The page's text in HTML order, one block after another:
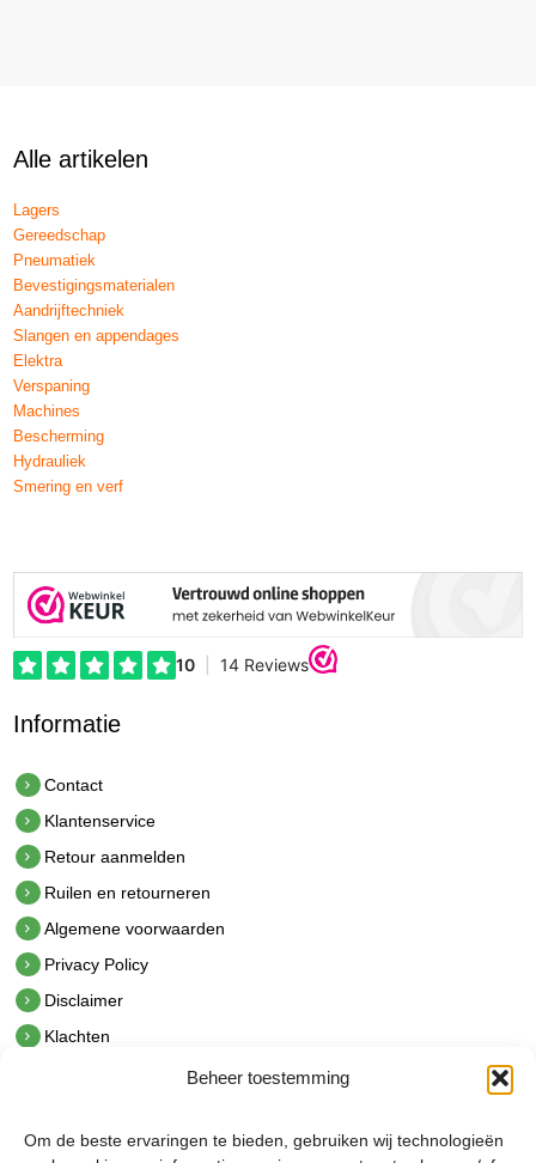
Beheer toestemming
Om de beste ervaringen te bieden, gebruiken wij technologieën
Alle artikelen
Lagers
Gereedschap
Pneumatiek
Bevestigingsmaterialen
Aandrijftechniek
Slangen en appendages
Elektra
Verspaning
Machines
Bescherming
Hydrauliek
Smering en verf
Informatie
Contact
Klantenservice
Retour aanmelden
Ruilen en retourneren
Algemene voorwaarden
Privacy Policy
Disclaimer
Klachten
hetindustriehuis B.V.